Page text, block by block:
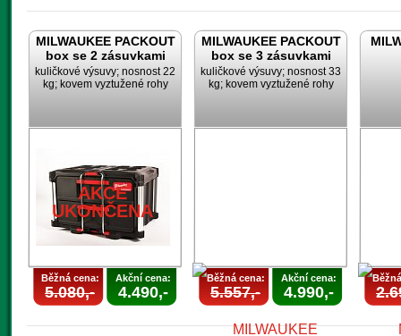
MILWAUKEE PACKOUT
box se 2 zásuvkami
kuličkové výsuvy; nosnost 22
kg; kovem vyztužené rohy
AKCE
UKONČENA
Běžná cena:
5.080,-
Akční cena:
4.490,-
MILWAUKEE PACKOUT
box se 3 zásuvkami
kuličkové výsuvy; nosnost 33
kg; kovem vyztužené rohy
Běžná cena:
5.557,-
Akční cena:
4.990,-